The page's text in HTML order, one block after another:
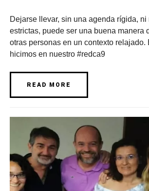
Dejarse llevar, sin una agenda rígida,
estrictas, puede ser una buena manera
otras personas en un contexto relajado.
hicimos en nuestro #redca9
READ MORE